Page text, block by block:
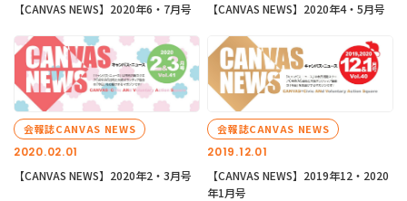
【CANVAS NEWS】2020年6・7月号 【CANVAS NEWS】2020年4・5月号
2020.02.01
会報誌CANVAS NEWS
【CANVAS NEWS】2020年2・3月号
2019.12.01
会報誌CANVAS NEWS
【CANVAS NEWS】2019年12・2020
年1月号